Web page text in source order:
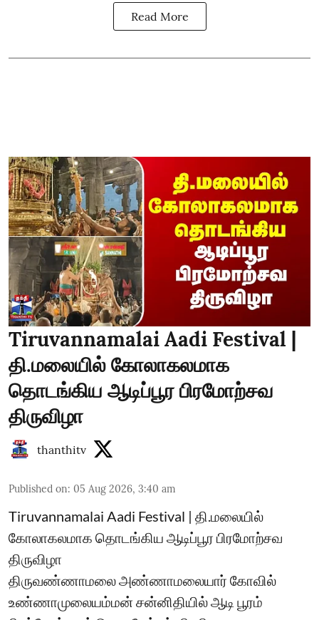
Read More
Tiruvannamalai Aadi Festival |
தி.மலையில் கோலாகலமாக
தொடங்கிய ஆடிப்பூர பிரமோற்சவ
திருவிழா
thanthitv
Published on: 05 Aug 2026, 3:40 am
Tiruvannamalai Aadi Festival | தி.மலையில்
கோலாகலமாக தொடங்கிய ஆடிப்பூர பிரமோற்சவ
திருவிழா
திருவண்ணாமலை அண்ணாமலையார் கோவில்
உண்ணாமுலையம்மன் சன்னிதியில் ஆடி பூரம்